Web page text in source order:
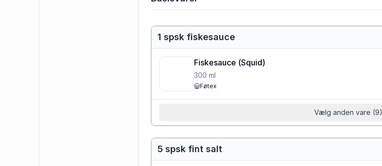
1 spsk fiskesauce
Fiskesauce (Squid)
300 ml
Føtex
Vælg anden vare (9)
5 spsk fint salt